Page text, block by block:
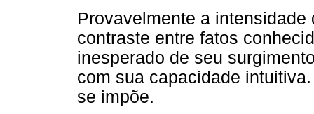
Provavelmente a
contraste entre fatos
inesperado de seu
com sua capacidade
se impõe.